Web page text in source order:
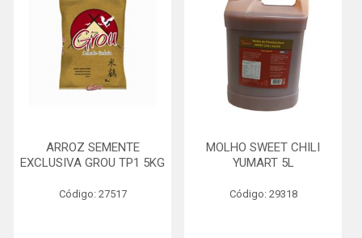
ARROZ SEMENTE
EXCLUSIVA GROU TP1 5KG
Código: 27517
MOLHO SWEET CHILI
YUMART 5L
Código: 29318